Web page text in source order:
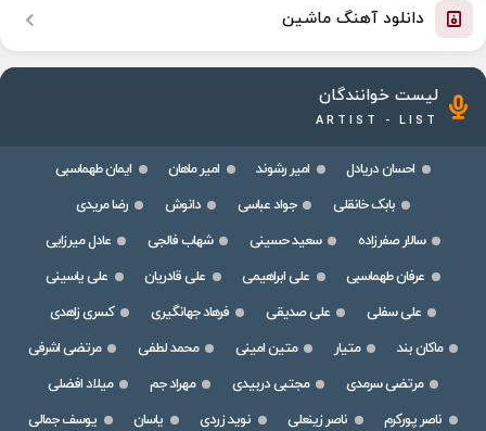
دانلود آهنگ ماشین
لیست خوانندگان
ARTIST - LIST
احسان دریادل امیر رشوند امیر ماهان
ایمان طهماسبی
بابک خانقلی
جواد عباسی دانوش
رضا مریدی
سالار صفرزاده
سعید حسینی شهاب فالجی
عادل میرزایی
عرفان طهماسبی
علی ابراهیمی علی قادریان
علی یاسینی
علی سفلی
علی صدیقی فرهاد جهانگیری
کسری زاهدی
ماکان بند
متیار متین امینی محمد لطفی
مرتضی اشرفی
مرتضی سرمدی
مجتبی دربیدی مهراد جم
میلاد افضلی
ناصر پورکرم
ناصر زینعلی نوید زردی یاسان یوسف جمالی